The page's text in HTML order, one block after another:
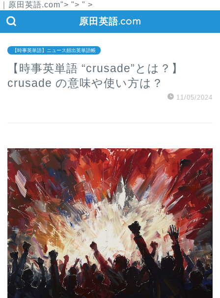
｜原田英語.com"> "> " >
原田英語.com
【時事英単語】ニュース頻出英単語帳
【時事英単語 “crusade”とは？】
crusade の意味や使い方は？
11/05/2024